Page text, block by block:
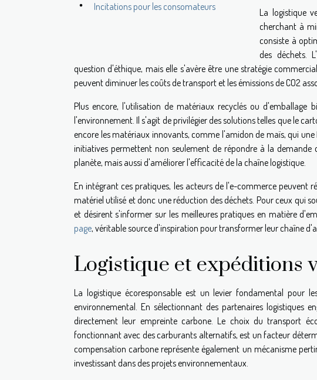
Incitations pour les consomateurs
La logistique
cherchant à
consiste à
des déchets.
question d'éthique, mais elle s'avère être une stratégie
peuvent diminuer les coûts de transport et les émissions de CO2
Plus encore, l'utilisation de matériaux recyclés ou
l'environnement. Il s'agit de privilégier des solutions telles que le
encore les matériaux innovants, comme l'amidon de maïs, qui
initiatives permettent non seulement de répondre à la
planète, mais aussi d'améliorer l'efficacité de la chaîne logistique.
En intégrant ces pratiques, les acteurs de l'e-commerce peuvent
matériel utilisé et donc une réduction des déchets. Pour ceux qui
et désirent s'informer sur les meilleures pratiques en matière
page, véritable source d'inspiration pour transformer leur chaîne
Logistique et expéditions
La logistique écoresponsable est un levier fondamental pour
environnemental. En sélectionnant des partenaires logistiques
directement leur empreinte carbone. Le choix du transport
fonctionnant avec des carburants alternatifs, est un facteur
compensation carbone représente également un mécanisme
investissant dans des projets environnementaux.